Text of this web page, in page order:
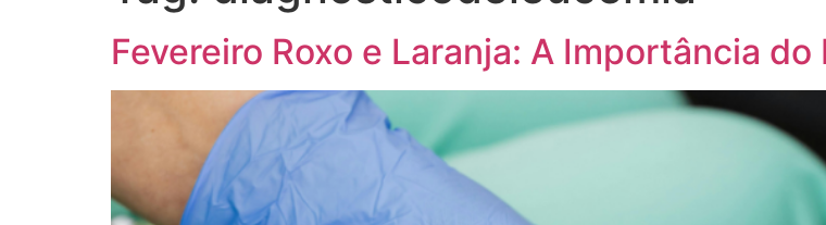
Fevereiro Roxo e Laranja: A Importância